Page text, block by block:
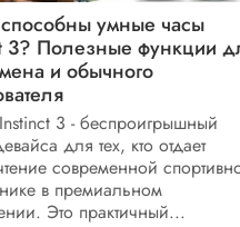
умные часы
3? Полезные функции
и обычного
3 - беспроигрышный
для тех, кто отдает
современной
в премиальном
Это практичный...